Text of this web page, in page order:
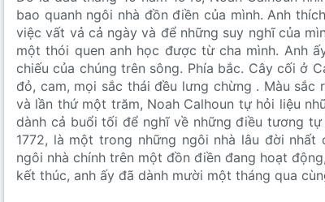
bao quanh ngôi nhà đồn điền của mình. Anh
việc vất vả cả ngày và để những suy nghĩ của
một thói quen anh học được từ cha mình. Anh
chiếu của chúng trên sông. Phía bắc. Cây cối ở
đỏ, cam, mọi sắc thái đều lưng chừng . Màu
và lần thứ một trăm, Noah Calhoun tự hỏi liệu
dành cả buổi tối để nghĩ về những điều tương
1772, là một trong những ngôi nhà lâu đời
ngôi nhà chính trên một đồn điền đang hoạt
kết thúc, anh ấy đã dành mười một tháng qua